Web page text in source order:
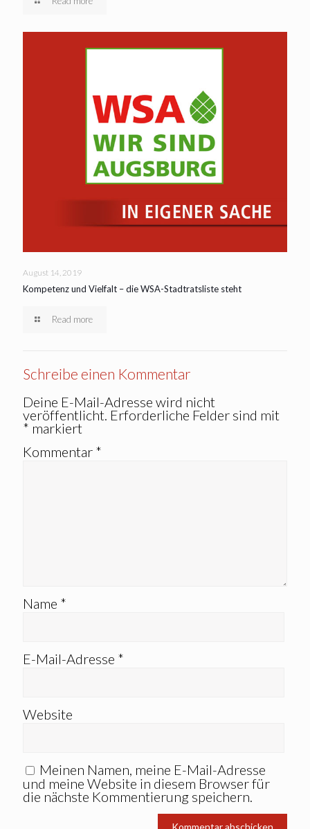
August 14, 2019
Kompetenz und Vielfalt – die WSA-Stadtratsliste steht
Read more
Schreibe einen Kommentar
Deine E-Mail-Adresse wird nicht
veröffentlicht. Erforderliche Felder sind mit
* markiert
Kommentar *
Name *
E-Mail-Adresse *
Website
Meinen Namen, meine E-Mail-Adresse
und meine Website in diesem Browser für
die nächste Kommentierung speichern.